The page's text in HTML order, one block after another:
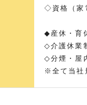
◇資格（家
◆産休・育
◇介護休業
◇分煙・屋
※全て当社